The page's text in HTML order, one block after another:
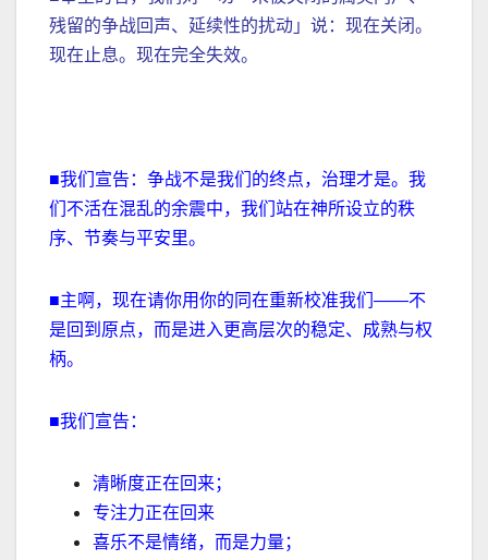
残留的争战回声、延续性的扰动」说：现在关闭。
现在止息。现在完全失效。
■我们宣告：争战不是我们的终点，治理才是。我
们不活在混乱的余震中，我们站在神所设立的秩
序、节奏与平安里。
■主啊，现在请你用你的同在重新校准我们——不
是回到原点，而是进入更高层次的稳定、成熟与权
柄。
■我们宣告：
清晰度正在回来；
专注力正在回来
喜乐不是情绪，而是力量；